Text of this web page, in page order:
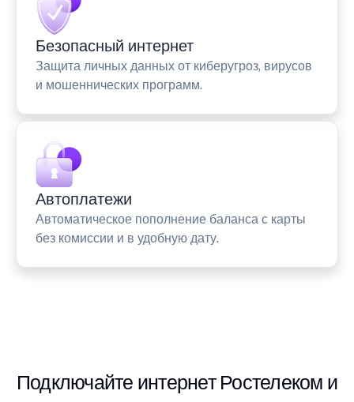
Безопасный интернет
Защита личных данных от киберугроз, вирусов
и мошеннических программ.
Автоплатежи
Автоматическое пополнение баланса с карты
без комиссии и в удобную дату.
Подключайте интернет Ростелеком и